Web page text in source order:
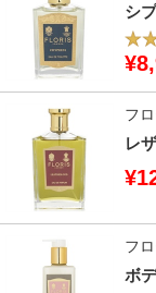
シ
フ
レ
フ
ボ